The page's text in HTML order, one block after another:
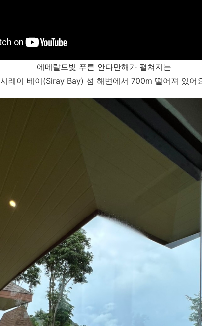
에메랄드빛 푸른 안다만해가 펼쳐지는
시레이 베이(Siray Bay) 섬 해변에서 700m 떨어져 있어